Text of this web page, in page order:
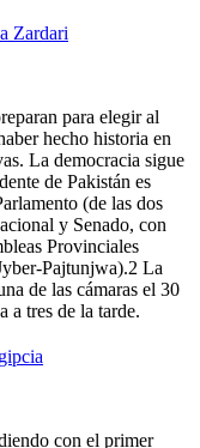
Zardari
para elegir al
hecho historia en
La democracia sigue
de Pakistán es
(de las dos
y Senado, con
Provinciales
Pajtunjwa).2 La
de las cámaras el 30
a tres de la tarde.
con el primer